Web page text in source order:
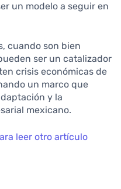
un modelo a seguir en
cuando son bien
ser un catalizador
crisis económicas de
un marco que
y la
mexicano.
leer otro artículo